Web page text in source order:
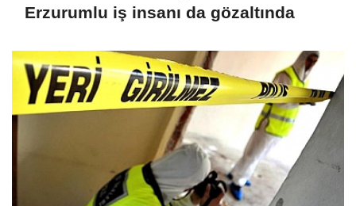
Erzurumlu iş insanı da gözaltında